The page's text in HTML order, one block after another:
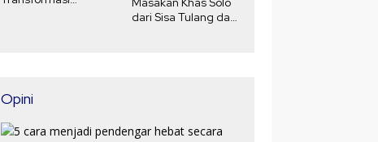
dari Sisa Tulang dan
Opini